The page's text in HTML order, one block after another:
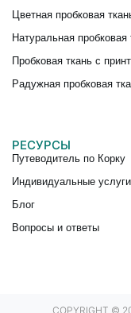
Цветная пробковая
Натуральная пробковая
Пробковая ткань с
Радужная пробковая
РЕСУРСЫ
Путеводитель по Корку
Индивидуальные услуги
Блог
Вопросы и ответы
COPYRIGHT ©